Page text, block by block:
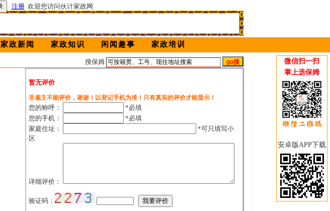
注册 欢迎您访问伙计家政网
家政新闻 家政知识 闲闻趣事 家政培训
搜保姆
暂无评价
非雇主不能评价，谢谢！以登记手机为准！只有真实的评价才能显示！
您的称呼：
*必填
您的手机：
*必填
家庭住址：
*可只填写小
区
详细评价：
验证码：
微信扫一扫
掌上选保姆
安卓版APP下载